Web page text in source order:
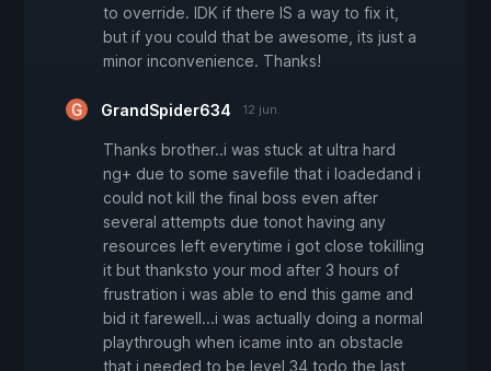
to override. IDK if there IS a way to fix it,
but if you could that be awesome, its just a
minor inconvenience. Thanks!
GrandSpider634 12 jun.
Thanks brother..i was stuck at ultra hard
ng+ due to some savefile that i loadedand i
could not kill the final boss even after
several attempts due tonot having any
resources left everytime i got close tokilling
it but thanksto your mod after 3 hours of
frustration i was able to end this game and
bid it farewell...i was actually doing a normal
playthrough when icame into an obstacle
that i needed to be level 34 todo the last